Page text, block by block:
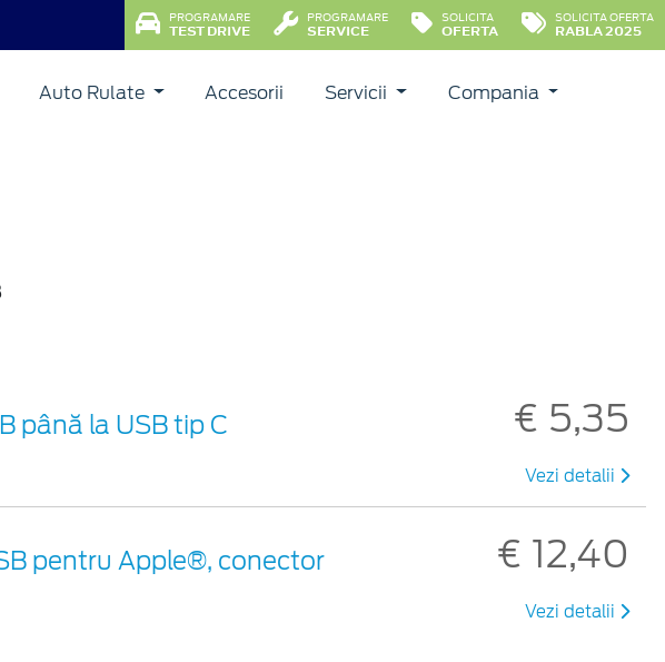
PROGRAMARE
TEST DRIVE
PROGRAMARE
SERVICE
SOLICITA
OFERTA
SOLICITA OFERTA
RABLA 2025
Auto Rulate Accesorii Servicii Compania
până la USB tip C € 5,35
Vezi detalii
pentru Apple®, conector
€ 12,40
Vezi detalii